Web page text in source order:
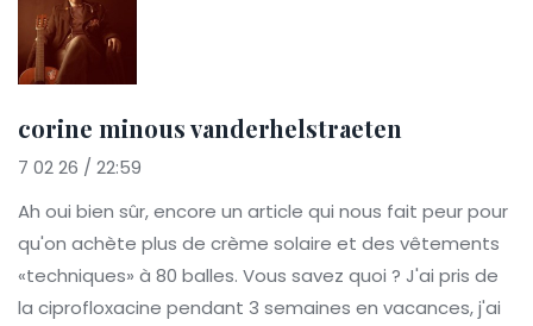
corine minous vanderhelstraeten
7 02 26 / 22:59
Ah oui bien sûr, encore un article qui nous fait peur pour
qu'on achète plus de crème solaire et des vêtements
«techniques» à 80 balles. Vous savez quoi ? J'ai pris de
la ciprofloxacine pendant 3 semaines en vacances, j'ai